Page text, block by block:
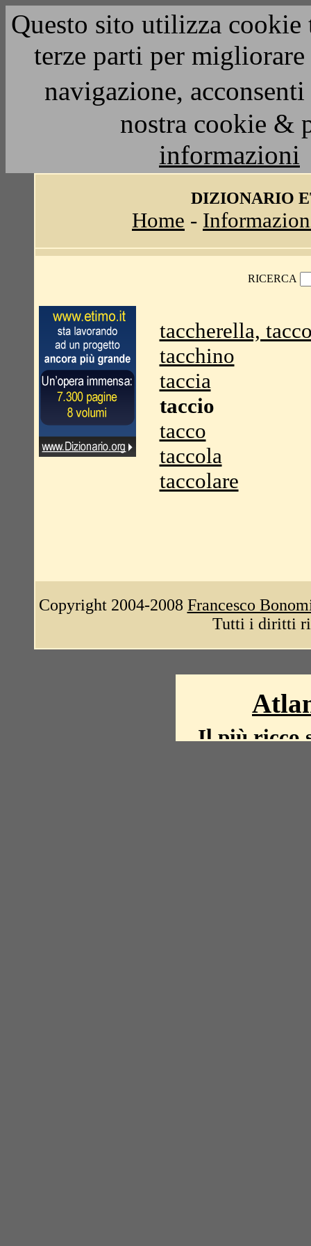
Questo sito utilizza
terze parti per
navigazione,
nostra cookie &
informazioni
DIZIONARIO
Home -
RICERCA
taccherella,
tacchino
taccia
taccio
tacco
taccola
taccolare
Copyright 2004-2008 Francesco
Tutti i diritti
Il più ricco